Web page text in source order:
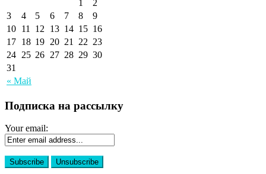
« Май
1
2
3
4 5 6 7 8
9
10 11 12 13 14 15 16
17 18 19 20 21 22 23
24 25 26 27 28 29 30
31
Подписка на рассылку
Your email: